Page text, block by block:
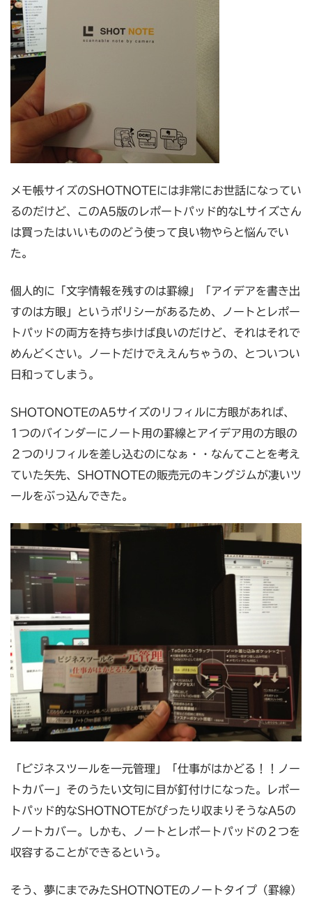
メモ帳サイズのSHOTNOTEには非常にお世話になってい
るのだけど、このA5版のレポートパッド的なLサイズさん
は買ったはいいもののどう使って良い物やらと悩んでい
た。
個人的に「文字情報を残すのは罫線」「アイデアを書き出
すのは方眼」というポリシーがあるため、ノートとレポー
トパッドの両方を持ち歩けば良いのだけど、それはそれで
めんどくさい。ノートだけでええんちゃうの、とついつい
日和ってしまう。
SHOTONOTEのA5サイズのリフィルに方眼があれば、
1つのバインダーにノート用の罫線とアイデア用の方眼の
２つのリフィルを差し込むのになぁ・・なんてことを考え
ていた矢先、SHOTNOTEの販売元のキングジムが凄いツ
ールをぶっ込んできた。
「ビジネスツールを一元管理」「仕事がはかどる！！ノー
トカバー」そのうたい文句に目が釘付けになった。レポー
トパッド的なSHOTNOTEがぴったり収まりそうなA5の
ノートカバー。しかも、ノートとレポートパッドの２つを
収容することができるという。
そう、夢にまでみたSHOTNOTEのノートタイプ（罫線）